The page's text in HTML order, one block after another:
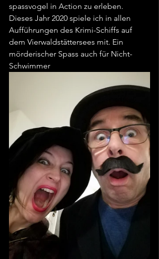
spassvogel in Action zu erleben.
Dieses Jahr 2020 spiele ich in allen
Aufführungen des Krimi-Schiffs auf
dem Vierwaldstättersees mit. Ein
mörderischer Spass auch für Nicht-
Schwimmer